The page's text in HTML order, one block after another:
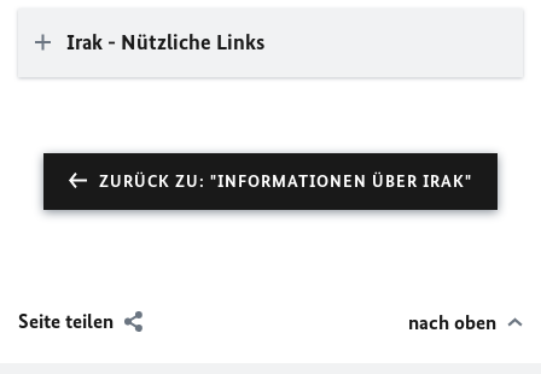
Irak - Nützliche Links
ZURÜCK ZU: "INFORMATIONEN ÜBER IRAK"
Seite teilen nach oben